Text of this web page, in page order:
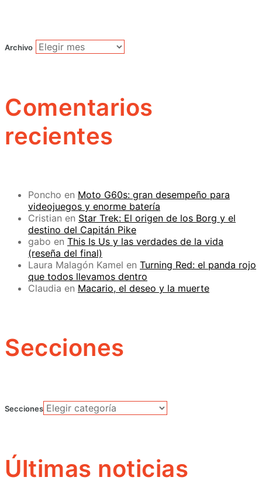
Archivo
Comentarios
recientes
Poncho en Moto G60s: gran desempeño para
videojuegos y enorme batería
Cristian en Star Trek: El origen de los Borg y el
destino del Capitán Pike
gabo en This Is Us y las verdades de la vida
(reseña del final)
Laura Malagón Kamel en Turning Red: el panda rojo
que todos llevamos dentro
Claudia en Macario, el deseo y la muerte
Secciones
Secciones
Últimas noticias